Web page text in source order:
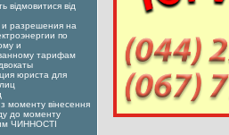
відмовитися від
и разрешения на
по
и
тарифам
юриста для
з моменту вінесення
до моменту
ЧИННОСТІ